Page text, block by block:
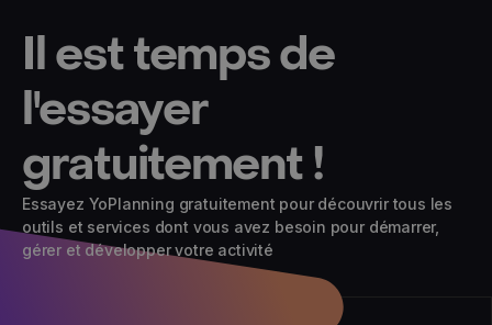
Il est temps de
l'essayer
gratuitement !
Essayez YoPlanning gratuitement pour découvrir tous les
outils et services dont vous avez besoin pour démarrer,
gérer et développer votre activité